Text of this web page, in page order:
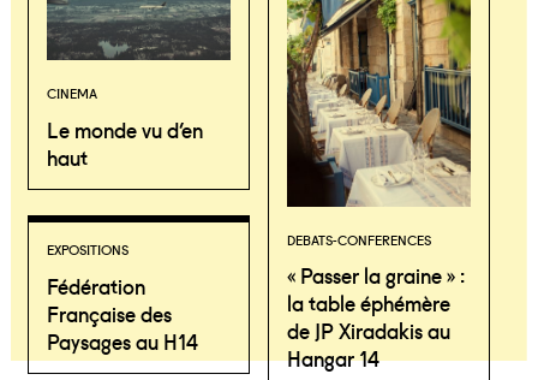
DEBATS-CONFERENCES
« Passer la graine » :
la table éphémère
de JP Xiradakis au
Hangar 14
CINEMA
Le monde vu d’en
haut
EXPOSITIONS
Fédération
Française des
Paysages au H14